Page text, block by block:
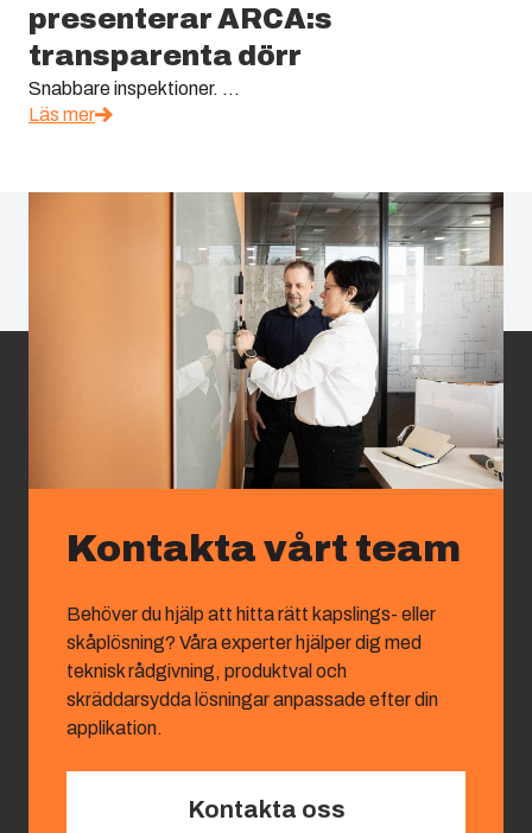
presenterar ARCA:s
transparenta dörr
Snabbare inspektioner. ...
Läs mer
Kontakta vårt team
Behöver du hjälp att hitta rätt kapslings- eller
skåplösning? Våra experter hjälper dig med
teknisk rådgivning, produktval och
skräddarsydda lösningar anpassade efter din
applikation.
Kontakta oss